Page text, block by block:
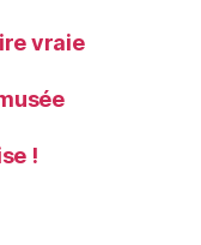
vraie
!